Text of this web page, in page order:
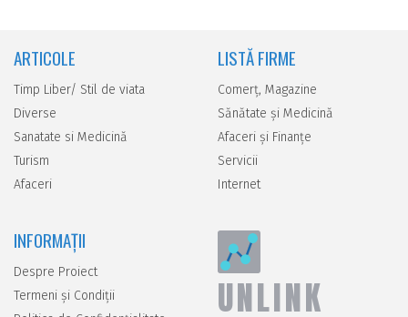
ARTICOLE
Timp Liber/ Stil de viata
Diverse
Sanatate si Medicină
Turism
Afaceri
LISTĂ FIRME
Comerţ, Magazine
Sănătate şi Medicină
Afaceri şi Finanţe
Servicii
Internet
INFORMAȚII
Despre Proiect
Termeni și Condiții
UNLINK